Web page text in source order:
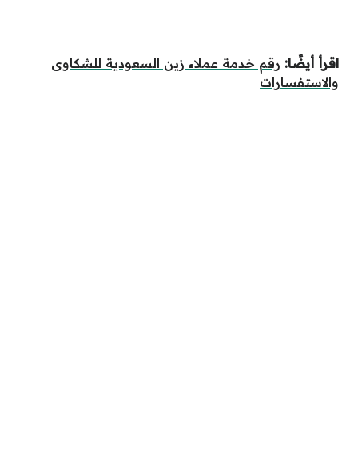
اقرأ أيضًا: رقم خدمة عملاء زين السعودية للشكاوى
والاستفسارات